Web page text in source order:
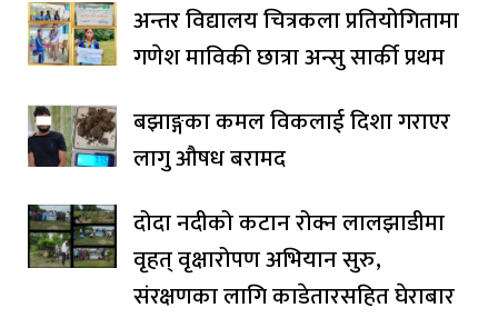
अन्तर विद्यालय चित्रकला प्रतियोगितामा
गणेश माविकी छात्रा अन्सु सार्की प्रथम
बझाङ्गका कमल विकलाई दिशा गराएर
लागु औषध बरामद
दोदा नदीको कटान रोक्न लालझाडीमा
वृहत् वृक्षारोपण अभियान सुरु,
संरक्षणका लागि काडेतारसहित घेराबार